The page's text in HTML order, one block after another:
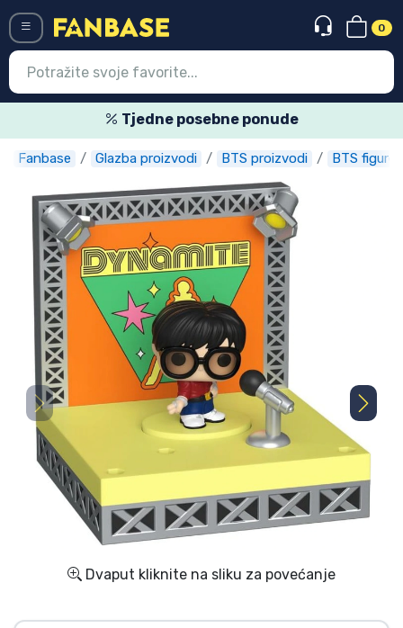
0
Tjedne posebne ponude
Fanbase Glazba proizvodi BTS proizvodi BTS figure
Dvaput kliknite na sliku za povećanje
Ulazak Registracija
Najnovije proizvodi
Akcija
Ekspresna dostava
Prednarudžbe
Outlet proizvodi
Dostava i plaćanje
TV serija proizvodi
Film proizvodi
Crtani proizvodi
Anime proizvodi